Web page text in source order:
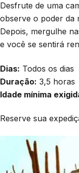
Desfrute de uma
observe o poder da
Depois, mergulhe
e você se sentirá
Dias: Todos os dias
Duração: 3,5 horas
Idade mínima
Reserve sua